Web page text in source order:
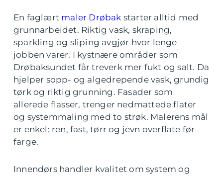
En faglært maler Drøbak starter alltid med
grunnarbeidet. Riktig vask, skraping,
sparkling og sliping avgjør hvor lenge
jobben varer. I kystnære områder som
Drøbaksundet får treverk mer fukt og salt. Da
hjelper sopp- og algedrepende vask, grundig
tørk og riktig grunning. Fasader som
allerede flasser, trenger nedmattede flater
og systemmaling med to strøk. Malerens mål
er enkel: ren, fast, tørr og jevn overflate før
farge.
Innendørs handler kvalitet om system og